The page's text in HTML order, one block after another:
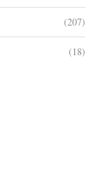
(207)
(18)